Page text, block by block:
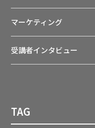
マーケティング
受講者インタビュー
TAG